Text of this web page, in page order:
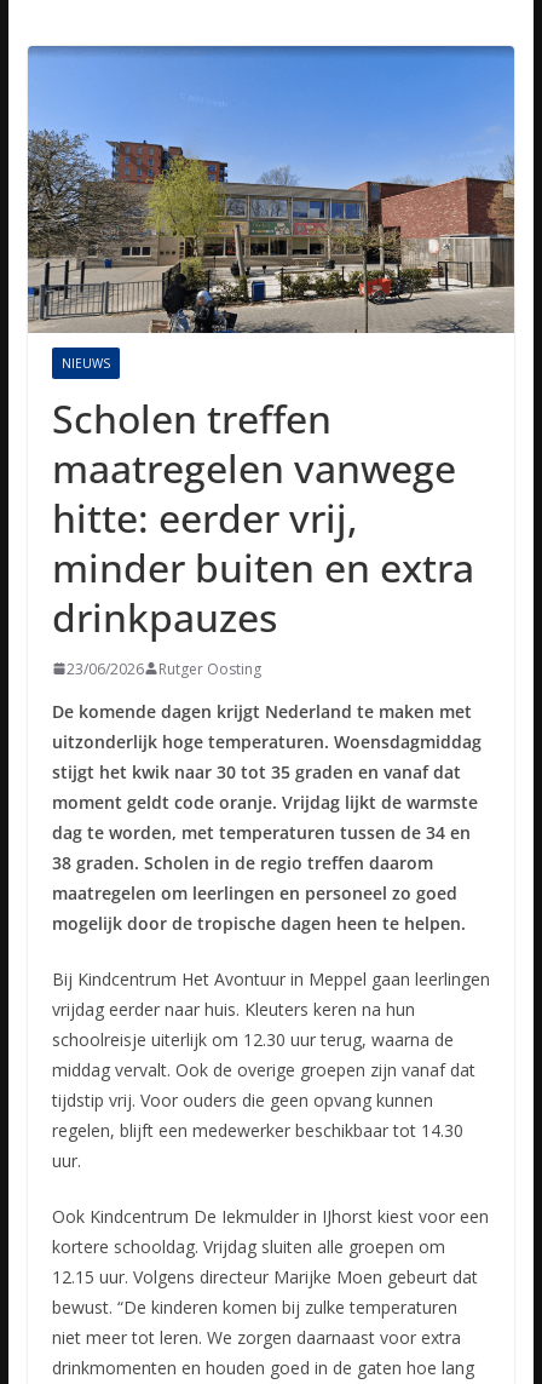
NIEUWS
Scholen treffen
maatregelen vanwege
hitte: eerder vrij,
minder buiten en extra
drinkpauzes
23/06/2026 Rutger Oosting
De komende dagen krijgt Nederland te maken met
uitzonderlijk hoge temperaturen. Woensdagmiddag
stijgt het kwik naar 30 tot 35 graden en vanaf dat
moment geldt code oranje. Vrijdag lijkt de warmste
dag te worden, met temperaturen tussen de 34 en
38 graden. Scholen in de regio treffen daarom
maatregelen om leerlingen en personeel zo goed
mogelijk door de tropische dagen heen te helpen.
Bij Kindcentrum Het Avontuur in Meppel gaan leerlingen
vrijdag eerder naar huis. Kleuters keren na hun
schoolreisje uiterlijk om 12.30 uur terug, waarna de
middag vervalt. Ook de overige groepen zijn vanaf dat
tijdstip vrij. Voor ouders die geen opvang kunnen
regelen, blijft een medewerker beschikbaar tot 14.30
uur.
Ook Kindcentrum De Iekmulder in IJhorst kiest voor een
kortere schooldag. Vrijdag sluiten alle groepen om
12.15 uur. Volgens directeur Marijke Moen gebeurt dat
bewust. “De kinderen komen bij zulke temperaturen
niet meer tot leren. We zorgen daarnaast voor extra
drinkmomenten en houden goed in de gaten hoe lang